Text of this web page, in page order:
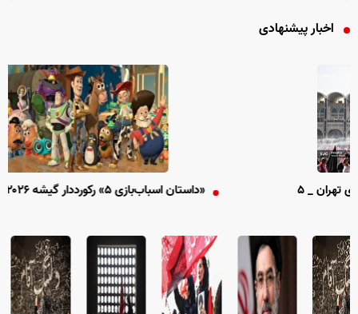
اخبار پیشنهادی
«داستان اسباب‌بازی ۵» رکورددار گیشه ۲۰۲۶ شد